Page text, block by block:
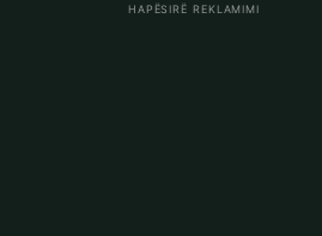
HAPËSIRË REKLAMIMI